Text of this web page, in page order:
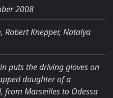
2008
Robert Knepper, Natalya
puts the driving gloves on
daughter of a
from Marseilles to Odessa